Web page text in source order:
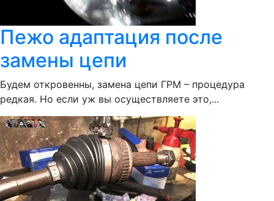
Пежо адаптация после
замены цепи
Будем откровенны, замена цепи ГРМ – процедура
редкая. Но если уж вы осуществляете это,...